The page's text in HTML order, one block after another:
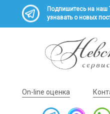
Подпишитесь на наш
узнавать о новых
On-line оценка